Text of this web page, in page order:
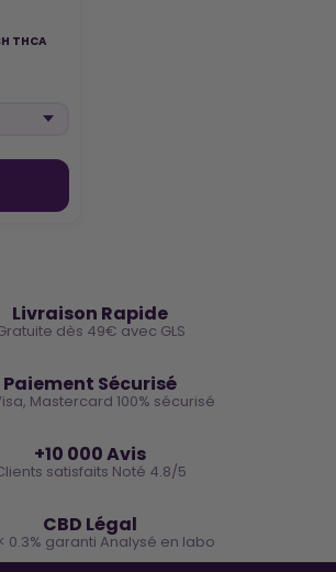
THCA
Livraison Rapide
dès 49€ avec GLS
Paiement Sécurisé
Mastercard 100% sécurisé
+10 000 Avis
satisfaits Noté 4.8/5
CBD Légal
0.3% garanti Analysé en labo